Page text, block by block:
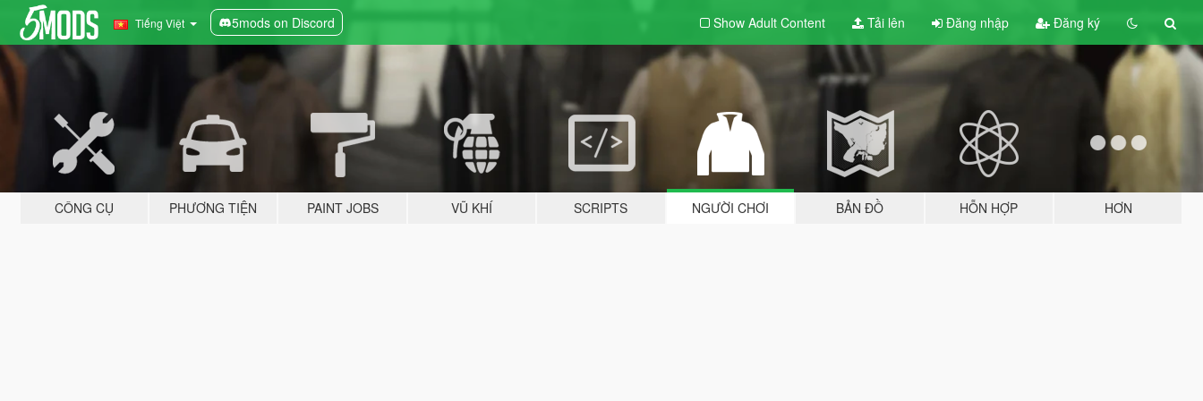
Tiếng Việt 5mods on Discord Show Adult Content Tải lên Đăng nhập Đăng ký
CÔNG CỤ PHƯƠNG TIỆN PAINT JOBS VŨ KHÍ SCRIPTS NGƯỜI CHƠI BẢN ĐỒ HỖN HỢP HƠN